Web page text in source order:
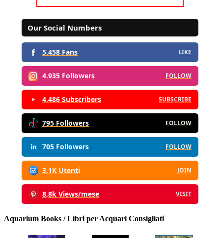
Our Social Numbers
5.458 Fans LIKE
4.935 Followers FOLLOW
4.486 Subscribers SUBSCRIBE
795 Followers FOLLOW
705 Followers FOLLOW
3,1K Utenti JOIN
8,8k Views/mese VISIT
Aquarium Books / Libri per Acquari Consigliati